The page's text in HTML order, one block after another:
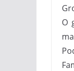
O